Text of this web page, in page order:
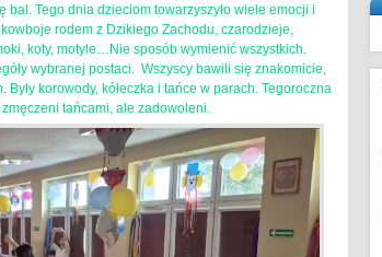
bal. Tego dnia dzieciom towarzyszyło wiele emocji i
rodem z Dzikiego Zachodu, czarodzieje,
koty, motyle…Nie sposób wymienić wszystkich.
wybranej postaci. Wszyscy bawili się znakomicie,
korowody, kółeczka i tańce w parach. Tegoroczna
tańcami, ale zadowoleni.